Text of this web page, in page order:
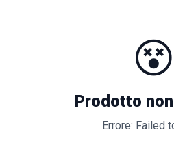
😵
Prodotto
Errore: Failed